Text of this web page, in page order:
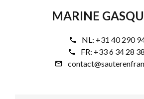
MARINE
NL: +31 40 290
FR: +33 6 34 28